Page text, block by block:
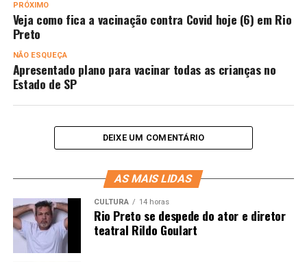
PRÓXIMO
Veja como fica a vacinação contra Covid hoje (6) em Rio
Preto
NÃO ESQUEÇA
Apresentado plano para vacinar todas as crianças no
Estado de SP
DEIXE UM COMENTÁRIO
AS MAIS LIDAS
CULTURA 14 horas
Rio Preto se despede do ator e diretor
teatral Rildo Goulart